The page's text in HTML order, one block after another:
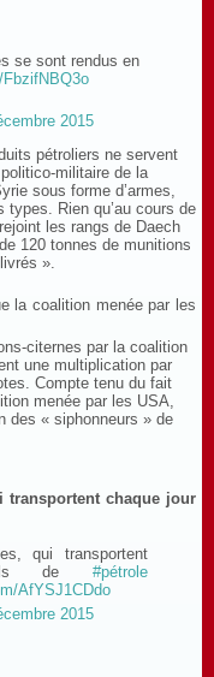
se sont rendus en
2015
pétroliers ne servent
militaire de la
sous forme d’armes,
Rien qu’au cours de
les rangs de Daech
120 tonnes de munitions
».
la coalition menée par les
citernes par la coalition
une multiplication par
Compte tenu du fait
menée par les USA,
des « siphonneurs » de
transportent chaque jour
qui transportent
de #pétrole
AfYSJ1CDdo
2015